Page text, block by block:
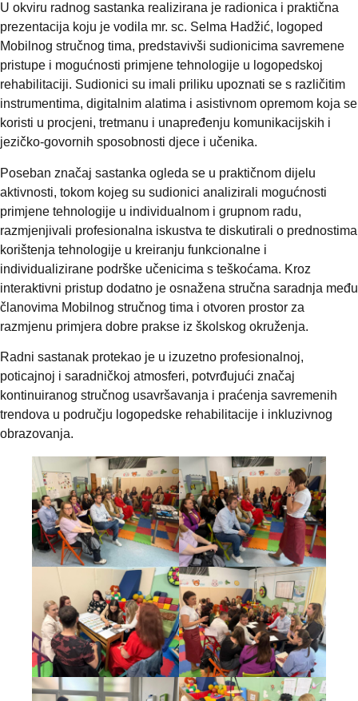
U okviru radnog sastanka realizirana je radionica i praktična
prezentacija koju je vodila mr. sc. Selma Hadžić, logoped
Mobilnog stručnog tima, predstavivši sudionicima savremene
pristupe i mogućnosti primjene tehnologije u logopedskoj
rehabilitaciji. Sudionici su imali priliku upoznati se s različitim
instrumentima, digitalnim alatima i asistivnom opremom koja se
koristi u procjeni, tretmanu i unapređenju komunikacijskih i
jezičko-govornih sposobnosti djece i učenika.
Poseban značaj sastanka ogleda se u praktičnom dijelu
aktivnosti, tokom kojeg su sudionici analizirali mogućnosti
primjene tehnologije u individualnom i grupnom radu,
razmjenjivali profesionalna iskustva te diskutirali o prednostima
korištenja tehnologije u kreiranju funkcionalne i
individualizirane podrške učenicima s teškoćama. Kroz
interaktivni pristup dodatno je osnažena stručna saradnja među
članovima Mobilnog stručnog tima i otvoren prostor za
razmjenu primjera dobre prakse iz školskog okruženja.
Radni sastanak protekao je u izuzetno profesionalnoj,
poticajnoj i saradničkoj atmosferi, potvrđujući značaj
kontinuiranog stručnog usavršavanja i praćenja savremenih
trendova u području logopedske rehabilitacije i inkluzivnog
obrazovanja.